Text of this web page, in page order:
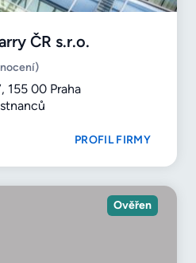
ČR s.r.o.
155 00 Praha
PROFIL FIRMY
Ověřen